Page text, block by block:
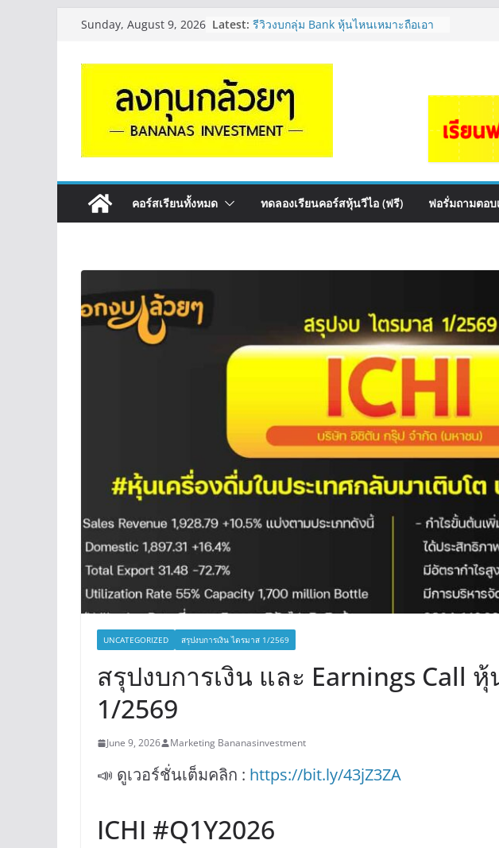
content
Sunday, August 9, 2026 Latest: รีวิวงบกลุ่ม Bank หุ้นไหนเหมาะถือเอา
Hot Topic! อัปเดทงบ สื่อสาร, ค้าปลีก
ตัวไหนเหมาะถือเอาปันผล? | Hot Topic
EP.41
หุ้นซอสภูเขาทอง Sauce เหมาะถือเป็น
OSP vs CBG vs ICHI ควร DCA ตัวไหน
ดี? | Q&A กล้วยๆ EP.1165
คอร์สเรียนทั้งหมด ทดลองเรียนคอร์สหุ้นวีไอ (ฟรี) ฟอรั่มถามตอบ
UNCATEGORIZED สรุปงบการเงิน ไตรมาส 1/2569
สรุปงบการเงิน และ Earnings Call
1/2569
June 9, 2026 Marketing Bananasinvestment
📣 ดูเวอร์ชั่นเต็มคลิก : https://bit.ly/43jZ3ZA
ICHI #Q1Y2026